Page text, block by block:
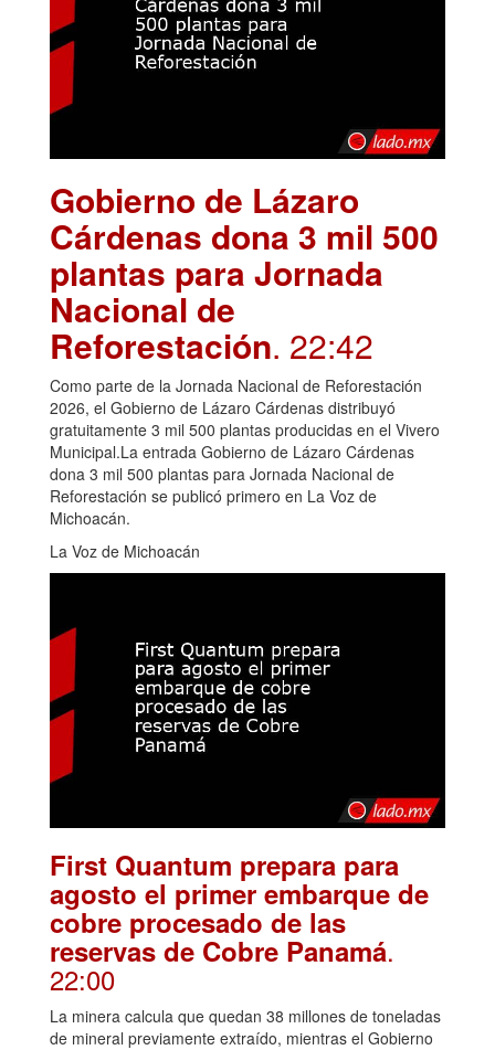
Gobierno de Lázaro
Cárdenas dona 3 mil 500
plantas para Jornada
Nacional de
Reforestación. 22:42
Como parte de la Jornada Nacional de Reforestación
2026, el Gobierno de Lázaro Cárdenas distribuyó
gratuitamente 3 mil 500 plantas producidas en el Vivero
Municipal.La entrada Gobierno de Lázaro Cárdenas
dona 3 mil 500 plantas para Jornada Nacional de
Reforestación se publicó primero en La Voz de
Michoacán.
La Voz de Michoacán
First Quantum prepara para
agosto el primer embarque de
cobre procesado de las
reservas de Cobre Panamá.
22:00
La minera calcula que quedan 38 millones de toneladas
de mineral previamente extraído, mientras el Gobierno